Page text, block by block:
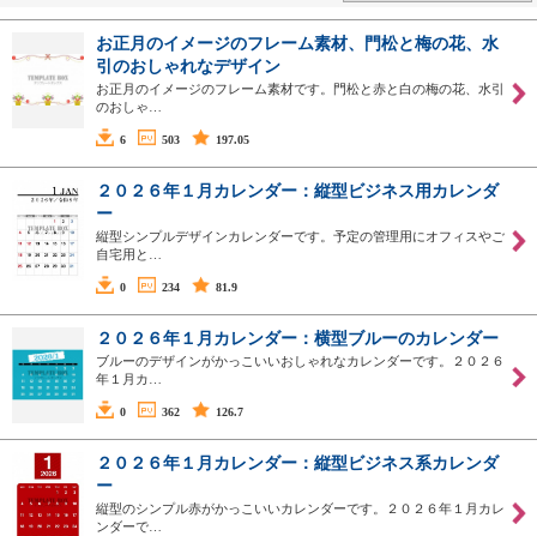
お正月のイメージのフレーム素材、門松と梅の花、水
引のおしゃれなデザイン
お正月のイメージのフレーム素材です。門松と赤と白の梅の花、水引
のおしゃ…
6 503 197.05
２０２６年１月カレンダー：縦型ビジネス用カレンダ
ー
縦型シンプルデザインカレンダーです。予定の管理用にオフィスやご
自宅用と…
0 234 81.9
２０２６年１月カレンダー：横型ブルーのカレンダー
ブルーのデザインがかっこいいおしゃれなカレンダーです。２０２６
年１月カ…
0 362 126.7
２０２６年１月カレンダー：縦型ビジネス系カレンダ
ー
縦型のシンプル赤がかっこいいカレンダーです。２０２６年１月カレ
ンダーで…